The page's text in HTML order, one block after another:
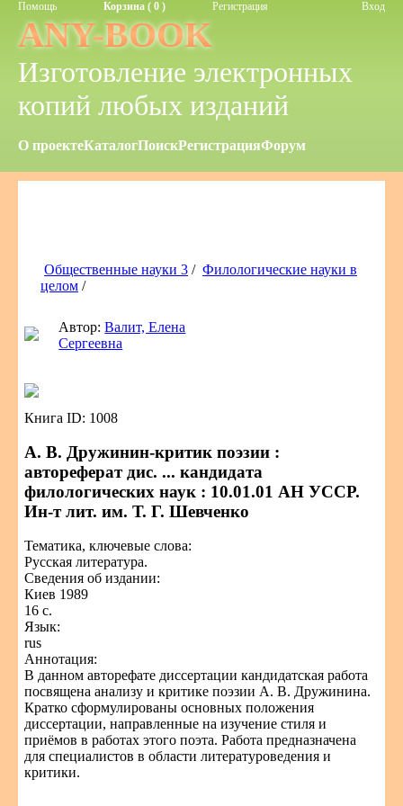
Помощь Корзина ( 0 ) Регистрация Вход
ANY-BOOK
Изготовление электронных
копий любых изданий
О проектеКаталогПоискРегистрацияФорум
Общественные науки 3 / Филологические науки в
целом /
Автор:Валит, Елена
Сергеевна
Книга ID: 1008
А. В. Дружинин-критик поэзии :
автореферат дис. ... кандидата
филологических наук : 10.01.01 АН УССР.
Ин-т лит. им. Т. Г. Шевченко
Тематика, ключевые слова:
Русская литература.
Сведения об издании:
Киев 1989
16 с.
Язык:
rus
Аннотация:
В данном авторефате диссертации кандидатская работа
посвящена анализу и критике поэзии А. В. Дружинина.
Кратко сформулированы основных положения
диссертации, направленные на изучение стиля и
приёмов в работах этого поэта. Работа предназначена
для специалистов в области литературоведения и
критики.